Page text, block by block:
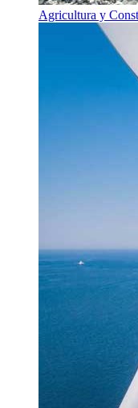
Agricultura y